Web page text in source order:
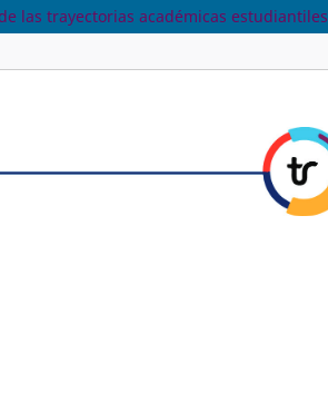
las trayectorias académicas estudiantiles